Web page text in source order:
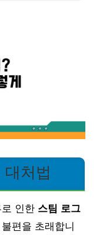
대처법
인한 스팀 로그
편을 초래합니